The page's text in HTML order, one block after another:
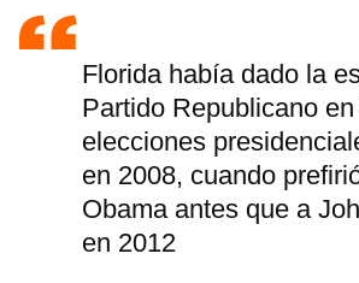
Florida había dado la
Partido Republicano
elecciones
en 2008, cuando
Obama antes que a
en 2012